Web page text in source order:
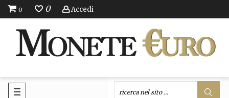
0 0 Accedi